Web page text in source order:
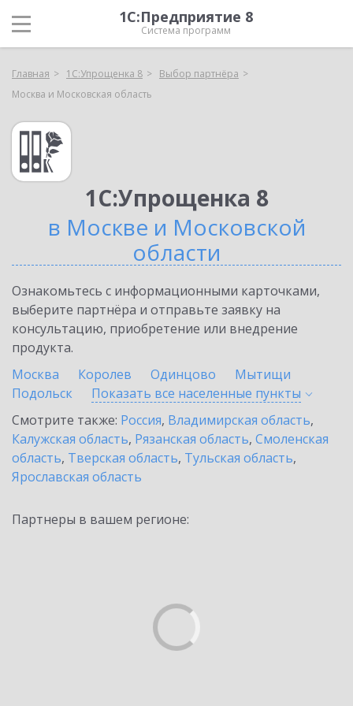
1С:Предприятие 8
Система программ
Главная 1С:Упрощенка 8
Выбор партнёра
Москва и Московская область
1С:Упрощенка 8
в Москве и Московской
области
Ознакомьтесь с информационными карточками,
выберите партнёра и отправьте заявку на
консультацию, приобретение или внедрение
продукта.
Москва
Королев Одинцово
Мытищи
Подольск
Показать все населенные пункты
Смотрите также: Россия, Владимирская область,
Калужская область, Рязанская область, Смоленская
область, Тверская область, Тульская область,
Ярославская область
Партнеры в вашем регионе: